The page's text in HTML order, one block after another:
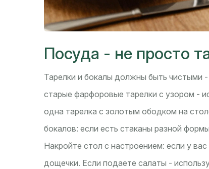
Посуда - не просто
Тарелки и бокалы должны быть чистыми
старые фарфоровые тарелки с узором -
одна тарелка с золотым ободком на
бокалов: если есть стаканы разной
Накройте стол с настроением: если у
дощечки. Если подаете салаты -